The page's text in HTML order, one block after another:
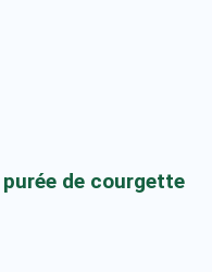
de courgette